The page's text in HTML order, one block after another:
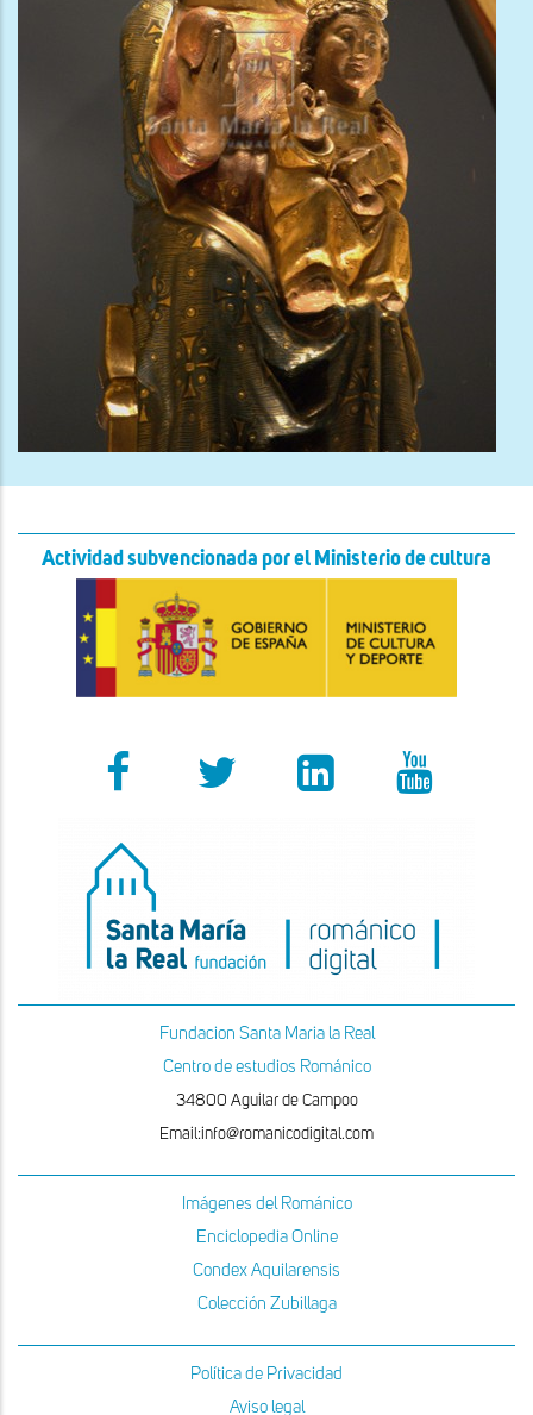
Actividad subvencionada por el Ministerio de cultura
Fundacion Santa Maria la Real
Centro de estudios Románico
34800 Aguilar de Campoo
Email:info@romanicodigital.com
Imágenes del Románico
Enciclopedia Online
Condex Aquilarensis
Colección Zubillaga
Política de Privacidad
Aviso legal